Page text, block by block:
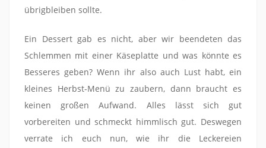
übrigbleiben sollte.
Ein Dessert gab es nicht, aber wir beendeten das
Schlemmen mit einer Käseplatte und was könnte es
Besseres geben? Wenn ihr also auch Lust habt, ein
kleines Herbst-Menü zu zaubern, dann braucht es
keinen großen Aufwand. Alles lässt sich gut
vorbereiten und schmeckt himmlisch gut. Deswegen
verrate ich euch nun, wie ihr die Leckereien